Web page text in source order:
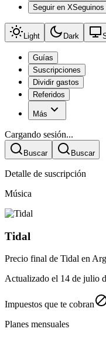
Seguir en X
Light Dark
Guías
Suscripciones
Dividir gastos
Referidos
Más
Cargando sesión...
Buscar Buscar
Detalle de suscripción
Música
Tidal
Precio final de Tidal en
Actualizado el 14 de julio
Impuestos que te cobran
Planes mensuales